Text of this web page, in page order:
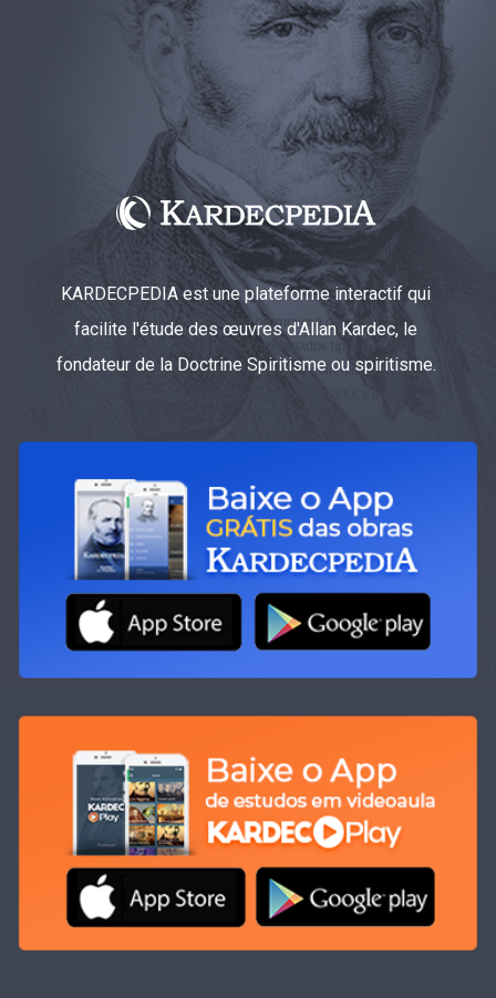
KARDECPEDIA est une plateforme interactif qui
facilite l'étude des œuvres d'Allan Kardec, le
fondateur de la Doctrine Spiritisme ou spiritisme.